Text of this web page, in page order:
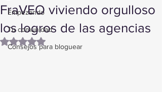
Empezando
Tu comunidad
Consejos para bloguear
FraVEO viviendo orgulloso
los logros de las agencias
Obtuvo NaN de 5 estrellas.